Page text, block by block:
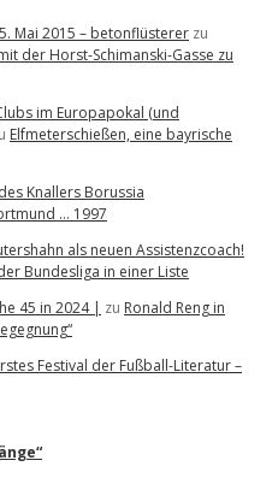
Mai 2015 – betonflüsterer zu
der Horst-Schimanski-Gasse zu
im Europapokal (und
Elfmeterschießen, eine bayrische
Knallers Borussia
… 1997
als neuen Assistenzcoach!
Bundesliga in einer Liste
45 in 2024 | zu Ronald Reng in
Festival der Fußball-Literatur –